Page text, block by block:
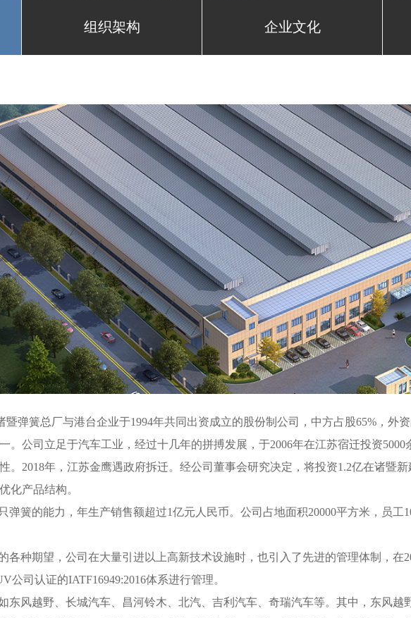
组织架构 企业文化
暨弹簧总厂与港台企业于1994年共同出资成立的股份制公司，中方占股65%，外
。公司立足于汽车工业，经过十几年的拼搏发展，于2006年在江苏宿迁投资
。2018年，江苏金鹰遇政府拆迁。经公司董事会研究决定，将投资1.2亿在诸暨
化产品结构。
弹簧的能力，年生产销售额超过1亿元人民币。公司占地面积20000平方米，员
各种期望，公司在大量引进以上高新技术设施时，也引入了先进的管理体制，在
公司认证的IATF16949:2016体系进行管理。
东风越野、长城汽车、昌河铃木、北汽、吉利汽车、奇瑞汽车等。其中，东风越